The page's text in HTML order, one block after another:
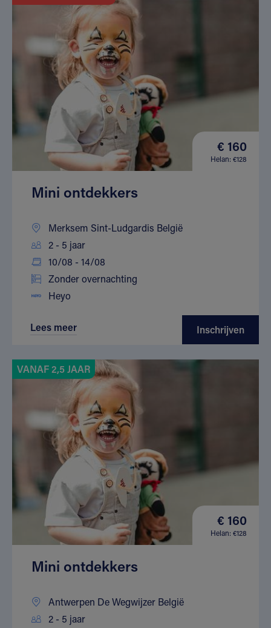
€ 160
Helan: €128
Mini ontdekkers
Merksem Sint-Ludgardis België
2 - 5 jaar
10/08 - 14/08
Zonder overnachting
Heyo
Lees meer Inschrijven
VANAF 2,5 JAAR
€ 160
Helan: €128
Mini ontdekkers
Antwerpen De Wegwijzer België
2 - 5 jaar